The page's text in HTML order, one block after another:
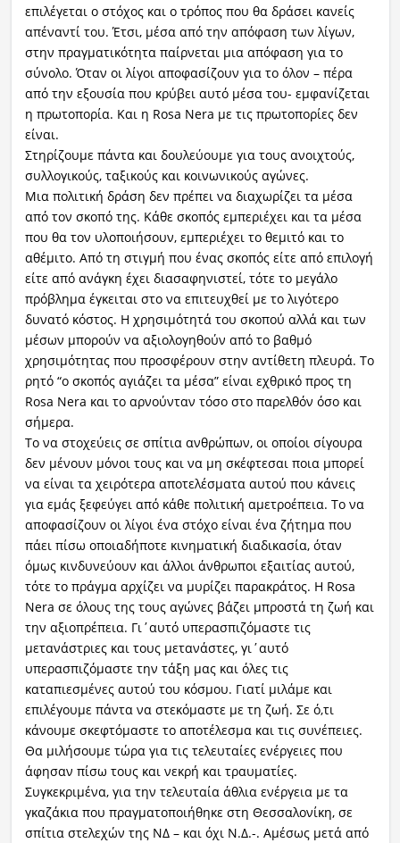
επιλέγεται ο στόχος και ο τρόπος που θα δράσει κανείς
απέναντί του. Έτσι, μέσα από την απόφαση των λίγων,
στην πραγματικότητα παίρνεται μια απόφαση για το
σύνολο. Όταν οι λίγοι αποφασίζουν για το όλον – πέρα
από την εξουσία που κρύβει αυτό μέσα του- εμφανίζεται
η πρωτοπορία. Και η Rosa Nera με τις πρωτοπορίες δεν
είναι.
Στηρίζουμε πάντα και δουλεύουμε για τους ανοιχτούς,
συλλογικούς, ταξικούς και κοινωνικούς αγώνες.
Μια πολιτική δράση δεν πρέπει να διαχωρίζει τα μέσα
από τον σκοπό της. Κάθε σκοπός εμπεριέχει και τα μέσα
που θα τον υλοποιήσουν, εμπεριέχει το θεμιτό και το
αθέμιτο. Από τη στιγμή που ένας σκοπός είτε από επιλογή
είτε από ανάγκη έχει διασαφηνιστεί, τότε το μεγάλο
πρόβλημα έγκειται στο να επιτευχθεί με το λιγότερο
δυνατό κόστος. Η χρησιμότητά του σκοπού αλλά και των
μέσων μπορούν να αξιολογηθούν από το βαθμό
χρησιμότητας που προσφέρουν στην αντίθετη πλευρά. Το
ρητό “ο σκοπός αγιάζει τα μέσα” είναι εχθρικό προς τη
Rosa Nera και το αρνούνταν τόσο στο παρελθόν όσο και
σήμερα.
Το να στοχεύεις σε σπίτια ανθρώπων, οι οποίοι σίγουρα
δεν μένουν μόνοι τους και να μη σκέφτεσαι ποια μπορεί
να είναι τα χειρότερα αποτελέσματα αυτού που κάνεις
για εμάς ξεφεύγει από κάθε πολιτική αμετροέπεια. Το να
αποφασίζουν οι λίγοι ένα στόχο είναι ένα ζήτημα που
πάει πίσω οποιαδήποτε κινηματική διαδικασία, όταν
όμως κινδυνεύουν και άλλοι άνθρωποι εξαιτίας αυτού,
τότε το πράγμα αρχίζει να μυρίζει παρακράτος. Η Rosa
Nera σε όλους της τους αγώνες βάζει μπροστά τη ζωή και
την αξιοπρέπεια. Γι΄αυτό υπερασπιζόμαστε τις
μετανάστριες και τους μετανάστες, γι΄αυτό
υπερασπιζόμαστε την τάξη μας και όλες τις
καταπιεσμένες αυτού του κόσμου. Γιατί μιλάμε και
επιλέγουμε πάντα να στεκόμαστε με τη ζωή. Σε ό,τι
κάνουμε σκεφτόμαστε το αποτέλεσμα και τις συνέπειες.
Θα μιλήσουμε τώρα για τις τελευταίες ενέργειες που
άφησαν πίσω τους και νεκρή και τραυματίες.
Συγκεκριμένα, για την τελευταία άθλια ενέργεια με τα
γκαζάκια που πραγματοποιήθηκε στη Θεσσαλονίκη, σε
σπίτια στελεχών της ΝΔ – και όχι Ν.Δ.-. Αμέσως μετά από